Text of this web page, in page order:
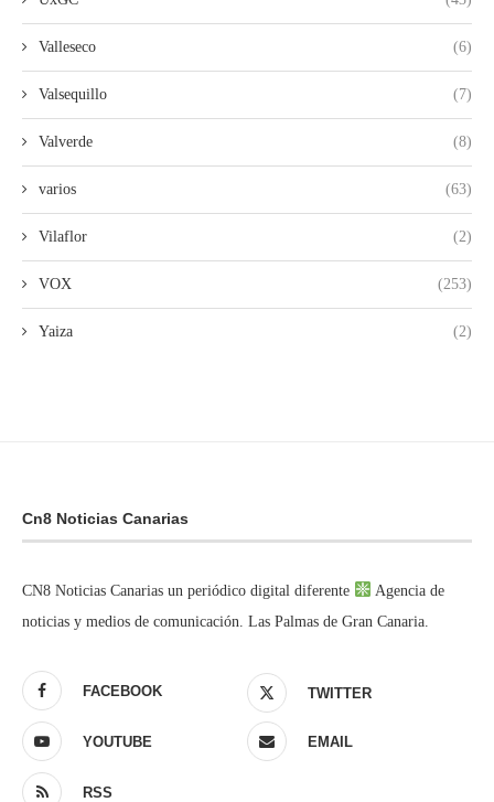
Valleseco (6)
Valsequillo (7)
Valverde (8)
varios (63)
Vilaflor (2)
VOX (253)
Yaiza (2)
Cn8 Noticias Canarias
CN8 Noticias Canarias un periódico digital diferente
Agencia de
noticias y medios de comunicación. Las Palmas de Gran Canaria.
FACEBOOK TWITTER
YOUTUBE EMAIL
RSS